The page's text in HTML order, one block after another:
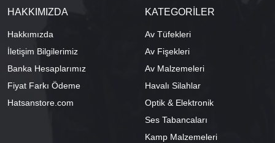
HAKKIMIZDA
Hakkımızda
İletişim Bilgilerimiz
Banka Hesaplarımız
Fiyat Farkı Ödeme
Hatsanstore.com
KATEGORİLER
Av Tüfekleri
Av Fişekleri
Av Malzemeleri
Havalı Silahlar
Optik & Elektronik
Ses Tabancaları
Kamp Malzemeleri